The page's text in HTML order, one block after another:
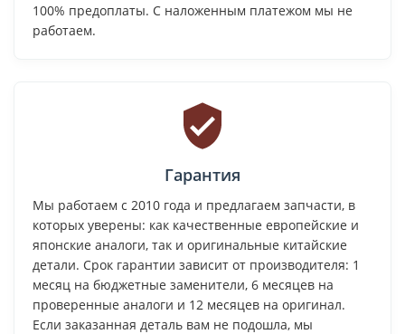
100% предоплаты. С наложенным платежом мы не
работаем.
Гарантия
Мы работаем с 2010 года и предлагаем запчасти, в
которых уверены: как качественные европейские и
японские аналоги, так и оригинальные китайские
детали. Срок гарантии зависит от производителя: 1
месяц на бюджетные заменители, 6 месяцев на
проверенные аналоги и 12 месяцев на оригинал.
Если заказанная деталь вам не подошла, мы